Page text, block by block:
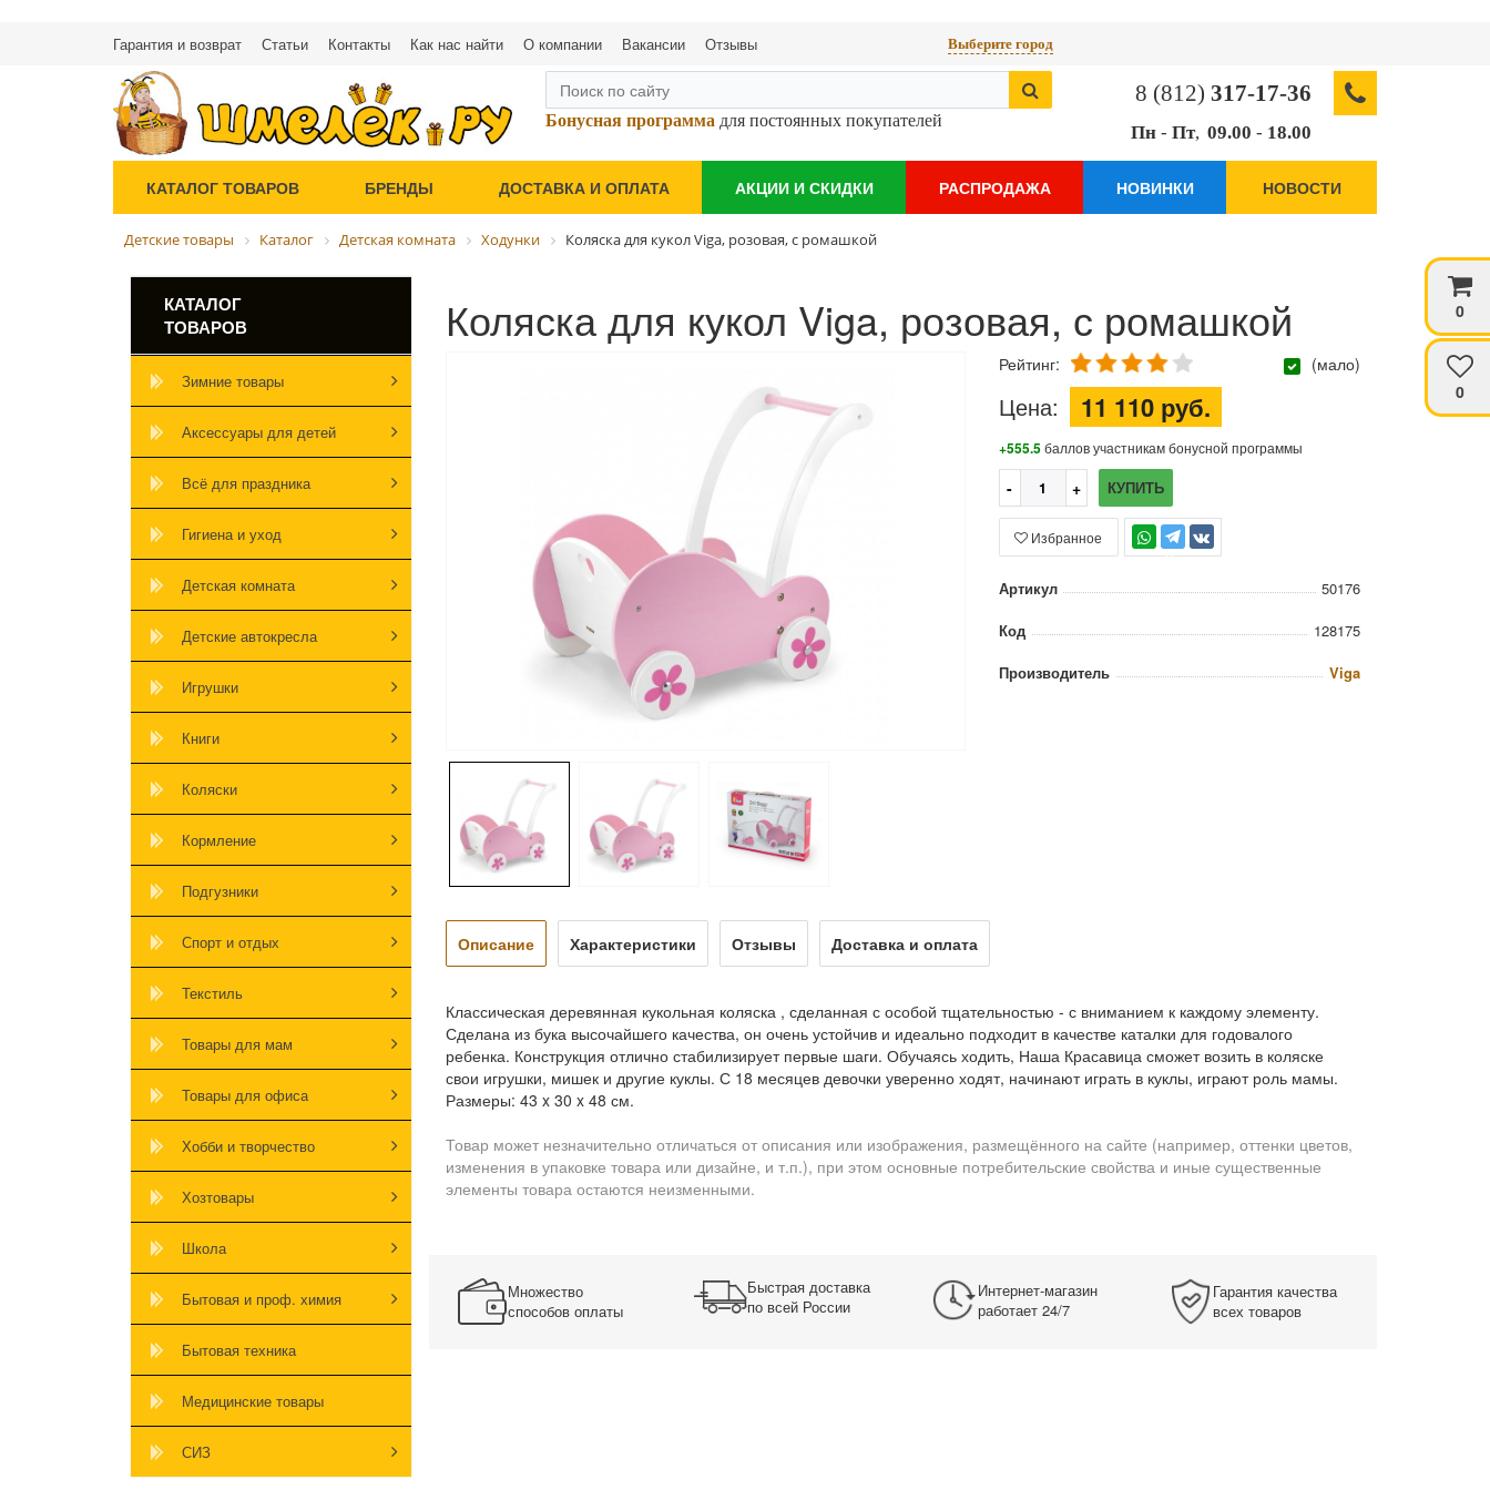
Гарантия и возврат Статьи Контакты Как нас найти О компании Вакансии Отзывы
0
0
Выберите город
Бонусная программа для постоянных покупателей
8 (812) 317-17-36
Пн - Пт, 09.00 - 18.00
КАТАЛОГ ТОВАРОВ БРЕНДЫ ДОСТАВКА И ОПЛАТА АКЦИИ И СКИДКИ РАСПРОДАЖА НОВИНКИ НОВОСТИ
Детские товары Каталог Детская комната Ходунки Коляска для кукол Viga, розовая, с ромашкой
КАТАЛОГ
ТОВАРОВ
Зимние товары
Аксессуары для детей
Всё для праздника
Гигиена и уход
Детская комната
Детские автокресла
Игрушки
Книги
Коляски
Кормление
Подгузники
Спорт и отдых
Текстиль
Товары для мам
Товары для офиса
Хобби и творчество
Хозтовары
Школа
Бытовая и проф. химия
Бытовая техника
Медицинские товары
СИЗ
Коляска для кукол Viga, розовая, с ромашкой
Рейтинг: (мало)
Цена: 11 110 руб.
+555.5баллов участникам бонусной программы
КУПИТЬ
TG
Избранное
Артикул
50176
Код
128175
Производитель
Viga
Описание Характеристики Отзывы Доставка и оплата
Классическая деревянная кукольная коляска , сделанная с особой тщательностью - с вниманием к каждому элементу.
Сделана из бука высочайшего качества, он очень устойчив и идеально подходит в качестве каталки для годовалого
ребенка. Конструкция отлично стабилизирует первые шаги. Обучаясь ходить, Наша Красавица сможет возить в коляске
свои игрушки, мишек и другие куклы. С 18 месяцев девочки уверенно ходят, начинают играть в куклы, играют роль мамы.
Размеры: 43 x 30 x 48 см.
Товар может незначительно отличаться от описания или изображения, размещённого на сайте (например, оттенки цветов,
изменения в упаковке товара или дизайне, и т.п.), при этом основные потребительские свойства и иные существенные
элементы товара остаются неизменными.
Множество
способов оплаты
Быстрая доставка
по всей России
Интернет-магазин
работает 24/7
Гарантия качества
всех товаров